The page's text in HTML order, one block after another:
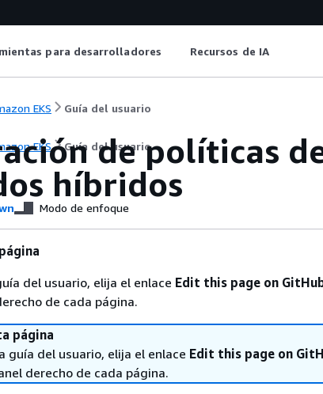
para desarrolladores Recursos de IA
EKS Guía del usuario
EKS Guía del usuario
de políticas
híbridos
Modo de enfoque
del usuario, elija el enlace Edit this page on
de cada página.
página
guía del usuario, elija el enlace Edit this page on
derecho de cada página.